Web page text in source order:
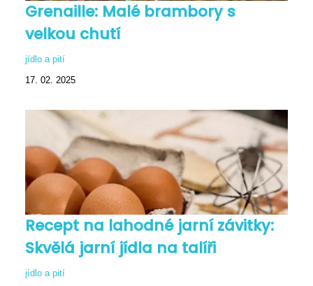
Grenaille: Malé brambory s
velkou chutí
jídlo a pití
17. 02. 2025
Recept na lahodné jarní závitky:
Skvělá jarní jídla na talíři
jídlo a pití